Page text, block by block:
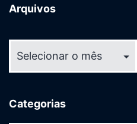
Arquivos
Categorias